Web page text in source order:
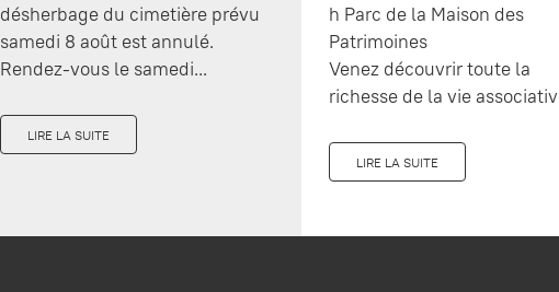
désherbage du cimetière prévu
samedi 8 août est annulé.
Rendez-vous le samedi...
LIRE LA SUITE
h Parc de la Maison des
Patrimoines
Venez découvrir toute la
richesse de la vie
LIRE LA SUITE